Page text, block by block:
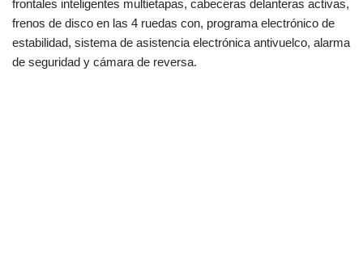
frontales inteligentes multietapas, cabeceras delanteras activas,
frenos de disco en las 4 ruedas con, programa electrónico de
estabilidad, sistema de asistencia electrónica antivuelco, alarma
de seguridad y cámara de reversa.